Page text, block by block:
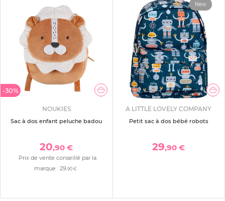
-30%
NOUKIES
Sac à dos enfant peluche badou
20,90 €
Prix de vente conseillé par la
marque : 29 ,90 €
New
A LITTLE LOVELY COMPANY
Petit sac à dos bébé robots
29,90 €